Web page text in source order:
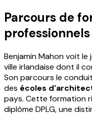
Parcours de
professionnels
Benjamin Mahon voit le
ville irlandaise dont il
Son parcours le
des écoles
pays. Cette formation
diplôme DPLG, une